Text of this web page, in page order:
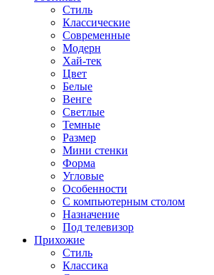
Стиль
Классические
Современные
Модерн
Хай-тек
Цвет
Белые
Венге
Светлые
Темные
Размер
Мини стенки
Форма
Угловые
Особенности
С компьютерным столом
Назначение
Под телевизор
Прихожие
Стиль
Классика